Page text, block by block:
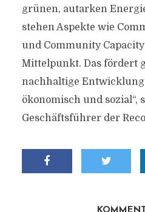
grünen, autarken
stehen Aspekte wie
und Community
Mittelpunkt. Das fördert
nachhaltige
ökonomisch und sozial“,
Geschäftsführer der